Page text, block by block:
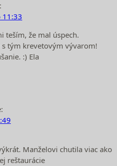
11:33
teším, že mal úspech.
s tým krevetovým vývarom!
:) Ela
Manželovi chutila viac ako
reštaurácie